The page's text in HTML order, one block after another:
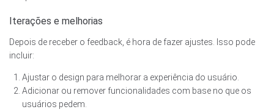
Iterações e melhorias
Depois de receber o feedback, é hora de fazer ajustes. Isso pode
incluir:
Ajustar o design para melhorar a experiência do usuário.
Adicionar ou remover funcionalidades com base no que os
usuários pedem.